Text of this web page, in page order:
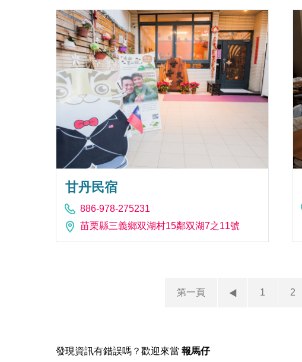
甘丹民宿
886-978-275231
苗栗縣三義鄉双湖村15鄰双湖7之11號
第一頁 1 2
發現資訊有錯誤嗎？歡迎來當報馬仔